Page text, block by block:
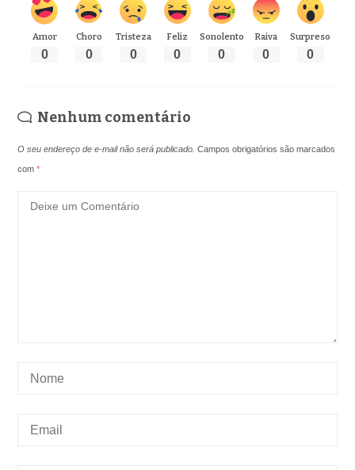
Amor
0
Choro
0
Tristeza
0
Feliz
0
Sonolento
0
Raiva
0
Surpreso
0
Nenhum comentário
O seu endereço de e-mail não será publicado. Campos obrigatórios são marcados
com*